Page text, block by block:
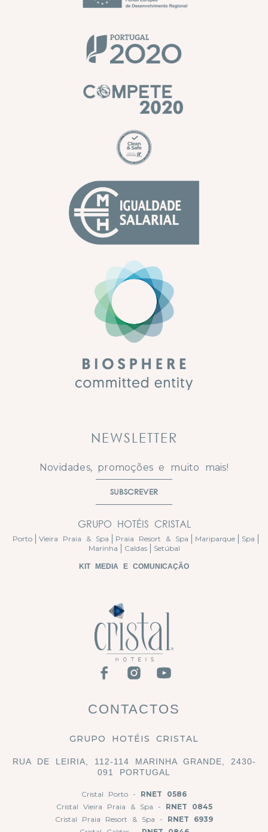
CONTACTOS
GRUPO HOTÉIS CRISTAL
RUA DE LEIRIA, 112-114 MARINHA GRANDE, 2430-
091 PORTUGAL
Cristal Porto - RNET 0586
Cristal Vieira Praia & Spa - RNET 0845
Cristal Praia Resort & Spa - RNET 6939
NEWSLETTER
Novidades, promoções e muito mais!
SUBSCREVER
GRUPO HOTÉIS CRISTAL
Porto Vieira Praia & Spa Praia Resort & Spa Mariparque
Spa
Marinha
Caldas Setúbal
KIT MEDIA E COMUNICAÇÃO